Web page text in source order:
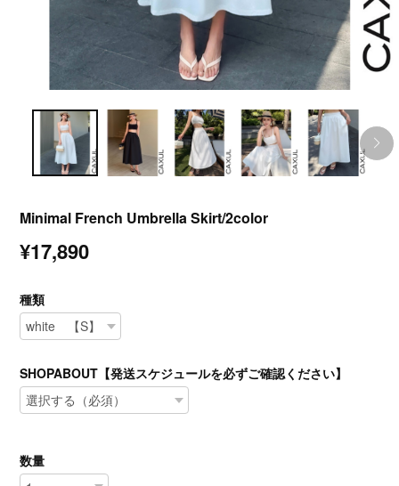
Minimal French Umbrella Skirt/2color
¥17,890
種類
SHOPABOUT【発送スケジュールを必ずご確認ください】
数量